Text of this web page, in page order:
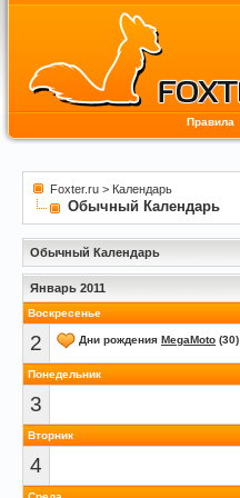
Правила
Foxter.ru > Календарь
Обычный Календарь
Обычный Календарь
Январь 2011
Воскресенье
2 Дни рождения MegaMoto (30)
Понедельник
3
Вторник
4